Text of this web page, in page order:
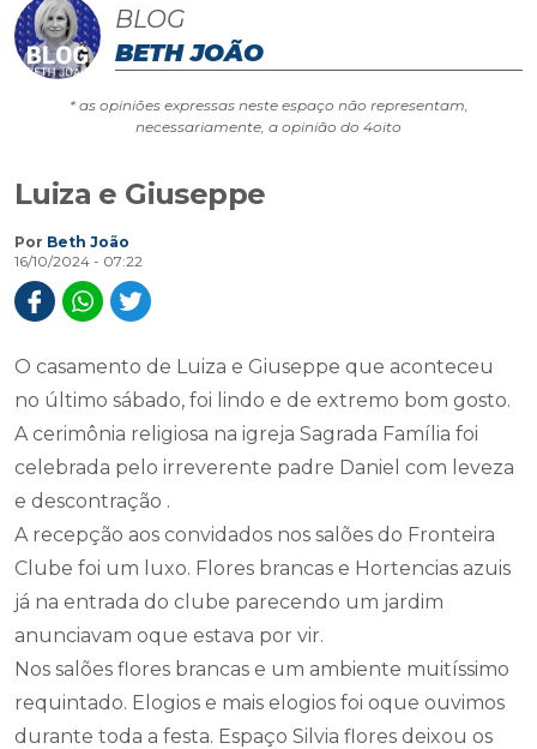
BLOG
BETH JOÃO
* as opiniões expressas neste espaço não representam,
necessariamente, a opinião do 4oito
Luiza e Giuseppe
Por Beth João
16/10/2024 - 07:22
O casamento de Luiza e Giuseppe que aconteceu
no último sábado, foi lindo e de extremo bom gosto.
A cerimônia religiosa na igreja Sagrada Família foi
celebrada pelo irreverente padre Daniel com leveza
e descontração .
A recepção aos convidados nos salões do Fronteira
Clube foi um luxo. Flores brancas e Hortencias azuis
já na entrada do clube parecendo um jardim
anunciavam oque estava por vir.
Nos salões flores brancas e um ambiente muitíssimo
requintado. Elogios e mais elogios foi oque ouvimos
durante toda a festa. Espaço Silvia flores deixou os